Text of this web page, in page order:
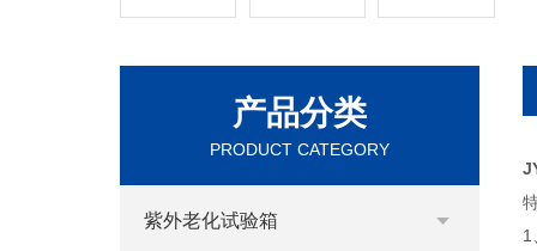
产品分类
PRODUCT CATEGORY
紫外老化试验箱
1